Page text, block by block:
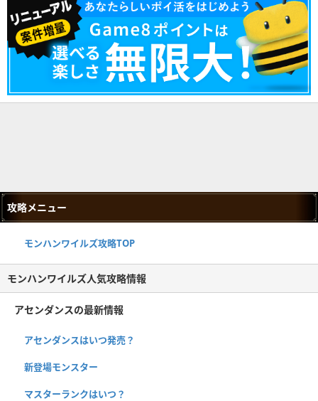
攻略メニュー
モンハンワイルズ攻略TOP
モンハンワイルズ人気攻略情報
アセンダンスの最新情報
アセンダンスはいつ発売？
新登場モンスター
マスターランクはいつ？